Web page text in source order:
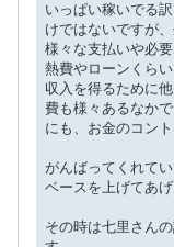
いっぱい稼いでる
けではないですが
様々な支払いや必
熱費やローンくら
収入を得るために
費も様々あるなか
にも、お金のコン
がんばってくれて
ベースを上げてあげ
その時は七里さん